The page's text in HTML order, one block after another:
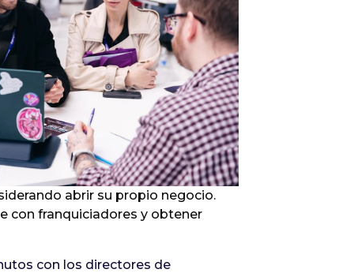
Infórmate
abrir su propio negocio.
con franquiciadores y obtener
con los directores de